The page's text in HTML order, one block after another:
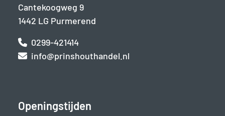
Cantekoogweg 9
1442 LG Purmerend
0299-421414
info@prinshouthandel.nl
Openingstijden